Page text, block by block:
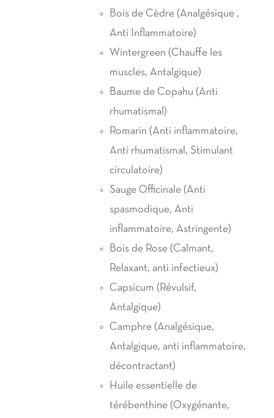
Bois de Cèdre (Analgésique ,
Anti Inflammatoire)
Wintergreen (Chauffe les
muscles, Antalgique)
Baume de Copahu (Anti
rhumatismal)
Romarin (Anti inflammatoire,
Anti rhumatismal, Stimulant
circulatoire)
Sauge Officinale (Anti
spasmodique, Anti
inflammatoire, Astringente)
Bois de Rose (Calmant,
Relaxant, anti infectieux)
Capsicum (Révulsif,
Antalgique)
Camphre (Analgésique,
Antalgique, anti inflammatoire,
décontractant)
Huile essentielle de
térébenthine (Oxygénante,